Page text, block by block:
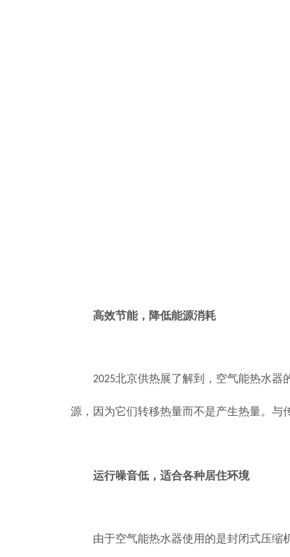
高效节能，降低能源消耗
2025北京供热展了解到，空气能热水器
源，因为它们转移热量而不是产生热量。与
运行噪音低，适合各种居住环境
由于空气能热水器使用的是封闭式压缩机